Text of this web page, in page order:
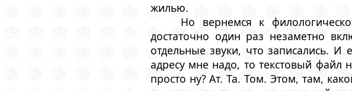
жилью.
Но вернемся к
достаточно один раз незаметно
отдельные звуки, что записались.
адресу мне надо, то текстовый файл
просто ну? Ат. Та. Том. Этом, там,